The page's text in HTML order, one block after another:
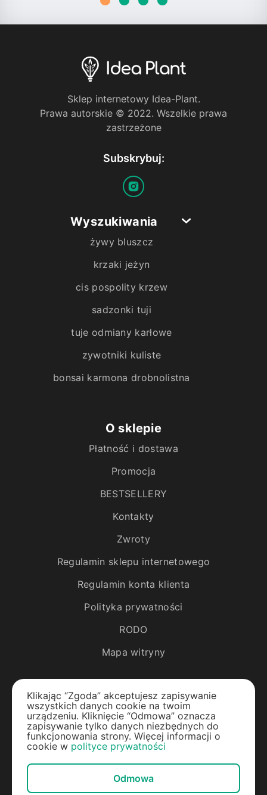
Sklep internetowy Idea-Plant.
Prawa autorskie © 2022. Wszelkie prawa
zastrzeżone
Subskrybuj:
Wyszukiwania
żywy bluszcz
krzaki jeżyn
cis pospolity krzew
sadzonki tuji
tuje odmiany karłowe
zywotniki kuliste
bonsai karmona drobnolistna
O sklepie
Płatność i dostawa
Promocja
BESTSELLERY
Kontakty
Zwroty
Regulamin sklepu internetowego
Regulamin konta klienta
Polityka prywatności
RODO
Mapa witryny
Katalog
Rośliny egzotyczne
Drzewa owocowe
Rośliny ozdobne
Klikając “Zgoda” akceptujesz zapisywanie
wszystkich danych cookie na twoim
urządzeniu. Kliknięcie “Odmowa” oznacza
zapisywanie tylko danych niezbędnych do
funkcjonowania strony. Więcej informacji o
cookie w polityce prywatności
Odmowa